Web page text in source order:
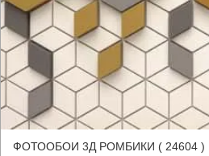
ФОТООБОИ 3Д РОМБИКИ ( 24604 )